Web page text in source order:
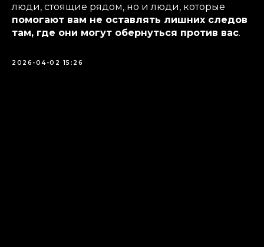
люди, стоящие рядом, но и люди, которые
помогают вам не оставлять лишних следов
там, где они могут обернуться против вас.
2026-04-02 15:26